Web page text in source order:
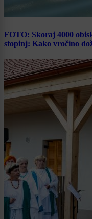
FOTO: Skoraj 4000
stopinj: Kako vročino